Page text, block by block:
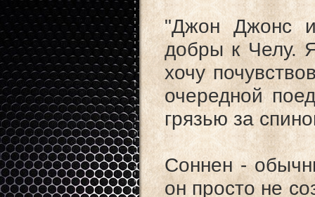
"Джон Джонс
добры к Челу.
хочу
очередной
грязью за
Соннен -
он просто не